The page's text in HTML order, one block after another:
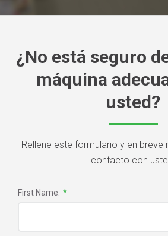
¿No está seguro
máquina
usted?
Rellene este formulario y en breve
contacto con
First Name: *